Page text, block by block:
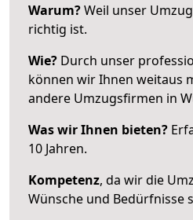
Warum?Weil unser
richtig ist.
Wie? Durch unser
können wir Ihnen weitaus
andere Umzugsfirmen in
Was wir Ihnen bieten?
10 Jahren.
Kompetenz, da wir die
Wünsche und Bedürfnisse